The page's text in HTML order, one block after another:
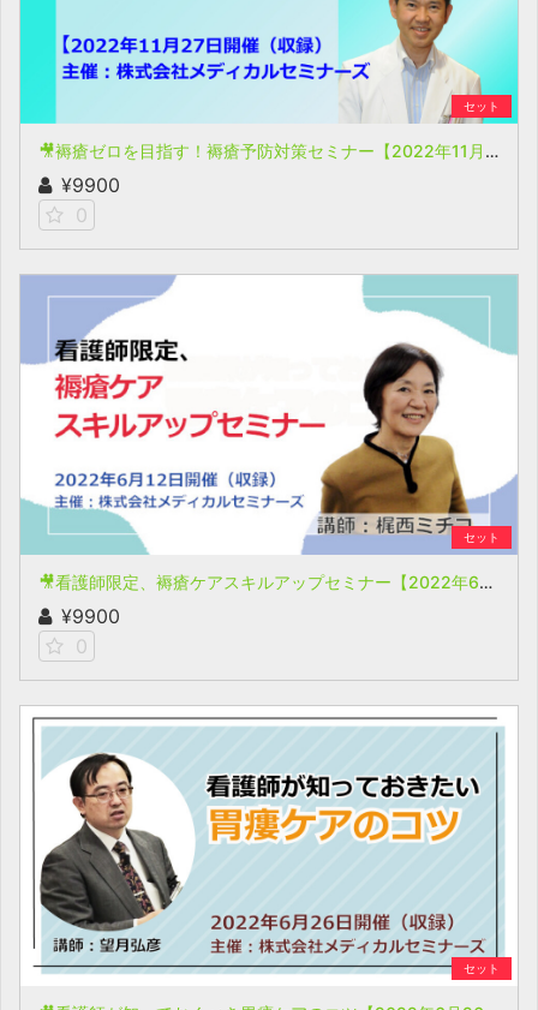
セット
🎥褥瘡ゼロを目指す！褥瘡予防対策セミナー【2022年11月27日開催(収録)】
¥9900
0
セット
🎥看護師限定、褥瘡ケアスキルアップセミナー【2022年6月12日開催(収録)】
¥9900
0
セット